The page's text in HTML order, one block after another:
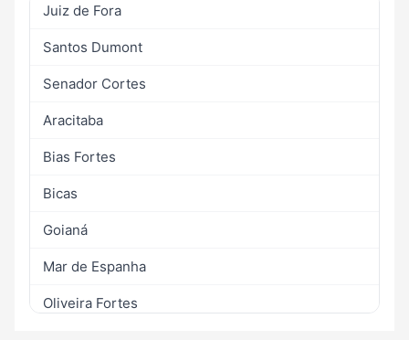
Juiz de Fora
Santos Dumont
Senador Cortes
Aracitaba
Bias Fortes
Bicas
Goianá
Mar de Espanha
Oliveira Fortes